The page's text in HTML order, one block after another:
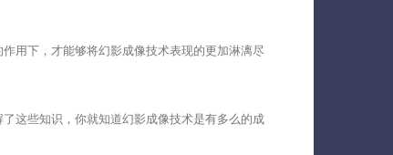
用下，才能够将幻影成像技术表现的更加淋漓尽
这些知识，你就知道幻影成像技术是有多么的成